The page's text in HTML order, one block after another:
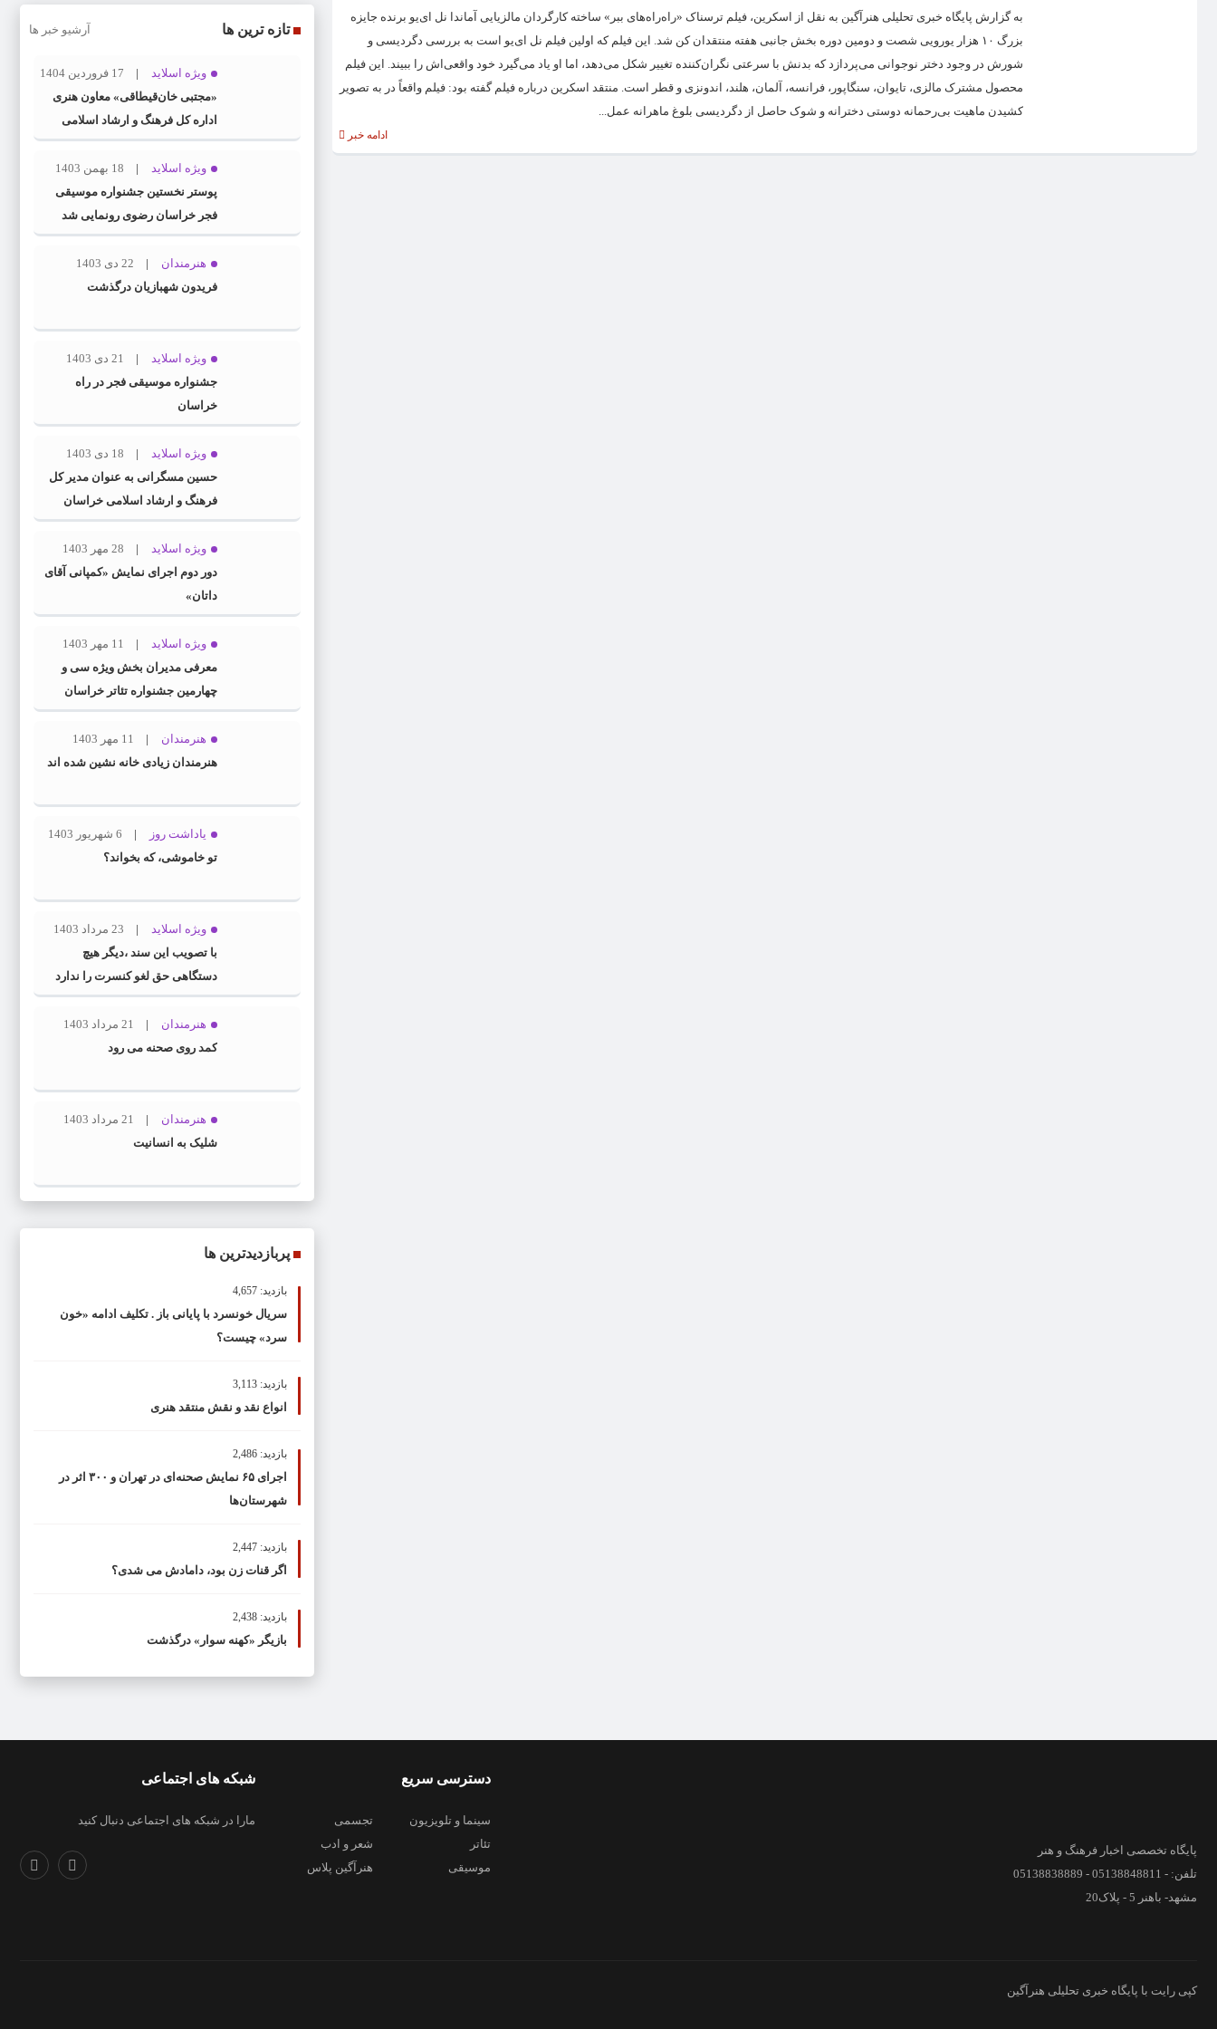
به گزارش پایگاه خبری تحلیلی هنرآگین به نقل از اسکرین، فیلم ترسناک «راه‌راه‌های ببر» ساخته کارگردان مالزیایی آماندا نل ای‌یو برنده جایزه
بزرگ ۱۰ هزار یورویی شصت و دومین دوره بخش جانبی هفته منتقدان کن شد. این فیلم که اولین فیلم نل ای‌یو است به بررسی دگردیسی و
شورش در وجود دختر نوجوانی می‌پردازد که بدنش با سرعتی نگران‌کننده تغییر شکل می‌دهد، اما او یاد می‌گیرد خود واقعی‌اش را ببیند. این فیلم
محصول مشترک مالزی، تایوان، سنگاپور، فرانسه، آلمان، هلند، اندونزی و قطر است. منتقد اسکرین درباره فیلم گفته بود: فیلم واقعاً در به تصویر
کشیدن ماهیت بی‌رحمانه دوستی دخترانه و شوک حاصل از دگردیسی بلوغ ماهرانه عمل...
ادامه خبر
تازه ترین ها آرشیو خبر ها
ویژه اسلاید
17 فروردین 1404
«مجتبی خان‌قیطاقی» معاون هنری
اداره کل فرهنگ و ارشاد اسلامی
خراسان رضوی شد
ویژه اسلاید
18 بهمن 1403
پوستر نخستین جشنواره موسیقی
فجر خراسان رضوی رونمایی شد
هنرمندان
22 دی 1403
فریدون شهبازیان درگذشت
ویژه اسلاید
21 دی 1403
جشنواره موسیقی فجر در راه
خراسان
ویژه اسلاید
18 دی 1403
حسین مسگرانی به عنوان مدیر کل
فرهنگ و ارشاد اسلامی خراسان
رضوی معرفی شد
ویژه اسلاید
28 مهر 1403
دور دوم اجرای نمایش «کمپانی آقای
داتان»
ویژه اسلاید
11 مهر 1403
معرفی مدیران بخش ویژه سی و
چهارمین جشنواره تئاتر خراسان
رضوی
هنرمندان
11 مهر 1403
هنرمندان زیادی خانه نشین شده اند
یاداشت روز
6 شهریور 1403
تو خاموشی، که بخواند؟
ویژه اسلاید
23 مرداد 1403
با تصویب این سند ،دیگر هیچ
دستگاهی حق لغو کنسرت را ندارد
هنرمندان
21 مرداد 1403
کمد روی صحنه می رود
هنرمندان
21 مرداد 1403
شلیک به انسانیت
پربازدیدترین ها
بازدید: 4,657
سریال خونسرد با پایانی باز . تکلیف ادامه «خون
سرد» چیست؟
بازدید: 3,113
انواع نقد و نقش منتقد هنری
بازدید: 2,486
اجرای ۶۵ نمایش صحنه‌ای در تهران و ۳۰۰ اثر در
شهرستان‌ها
بازدید: 2,447
اگر قنات زن بود، دامادش می شدی؟
بازدید: 2,438
بازیگر «کهنه سوار» درگذشت
پایگاه تخصصی اخبار فرهنگ و هنر
تلفن: - 05138848811 - 05138838889
مشهد- باهنر 5 - پلاک20
شبکه های اجتماعی
مارا در شبکه های اجتماعی دنبال کنید
دسترسی سریع
سینما و تلویزیون
تجسمی
تئاتر
شعر و ادب
موسیقی
هنرآگین پلاس
کپی رایت با پایگاه خبری تحلیلی هنرآگین